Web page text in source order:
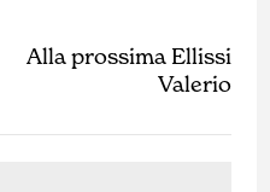
Alla prossima Ellissi
Valerio